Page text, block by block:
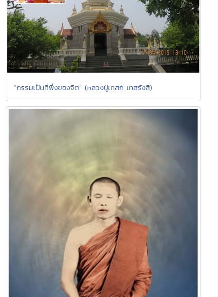
"กรรมเป็นที่พึ่งของจิต" (หลวงปู่เทสก์ เทสรังสี)